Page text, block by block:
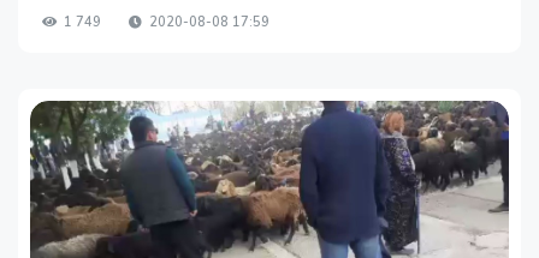
1 749 2020-08-08 17:59